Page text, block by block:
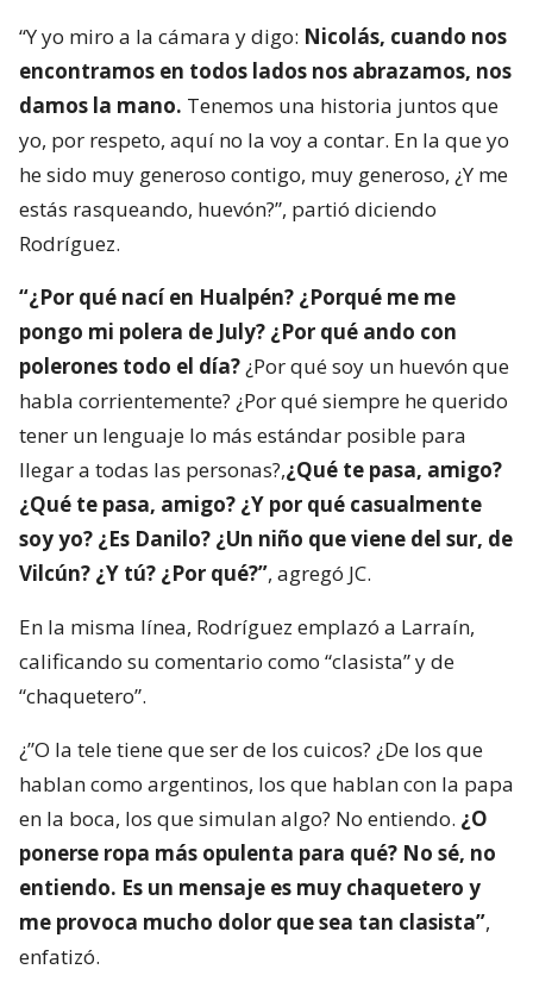
“Y yo miro a la cámara y digo: Nicolás, cuando nos
encontramos en todos lados nos abrazamos, nos
damos la mano. Tenemos una historia juntos que
yo, por respeto, aquí no la voy a contar. En la que yo
he sido muy generoso contigo, muy generoso, ¿Y me
estás rasqueando, huevón?”, partió diciendo
Rodríguez.
“¿Por qué nací en Hualpén? ¿Porqué me me
pongo mi polera de July? ¿Por qué ando con
polerones todo el día?¿Por qué soy un huevón que
habla corrientemente? ¿Por qué siempre he querido
tener un lenguaje lo más estándar posible para
llegar a todas las personas?,¿Qué te pasa, amigo?
¿Qué te pasa, amigo? ¿Y por qué casualmente
soy yo? ¿Es Danilo? ¿Un niño que viene del sur, de
Vilcún? ¿Y tú? ¿Por qué?”, agregó JC.
En la misma línea, Rodríguez emplazó a Larraín,
calificando su comentario como “clasista” y de
“chaquetero”.
¿”O la tele tiene que ser de los cuicos? ¿De los que
hablan como argentinos, los que hablan con la papa
en la boca, los que simulan algo? No entiendo. ¿O
ponerse ropa más opulenta para qué? No sé, no
entiendo. Es un mensaje es muy chaquetero y
me provoca mucho dolor que sea tan clasista”,
enfatizó.